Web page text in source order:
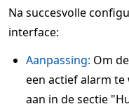
Na succesvolle
interface:
Aanpassing: Om
een actief alarm te
aan in de sectie